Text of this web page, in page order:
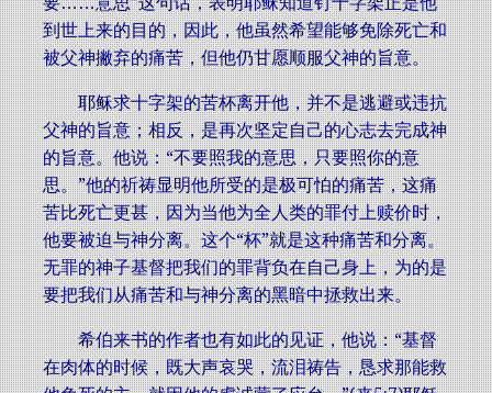
到世上来的目的，因此，他虽然希望能够免除死亡和
被父神撇弃的痛苦，但他仍甘愿顺服父神的旨意。
耶稣求十字架的苦杯离开他，并不是逃避或违抗
父神的旨意；相反，是再次坚定自己的心志去完成神
的旨意。他说：“不要照我的意思，只要照你的意
思。”他的祈祷显明他所受的是极可怕的痛苦，这痛
苦比死亡更甚，因为当他为全人类的罪付上赎价时，
他要被迫与神分离。这个“杯”就是这种痛苦和分离。
无罪的神子基督把我们的罪背负在自己身上，为的是
要把我们从痛苦和与神分离的黑暗中拯救出来。
希伯来书的作者也有如此的见证，他说：“基督
在肉体的时候，既大声哀哭，流泪祷告，恳求那能救